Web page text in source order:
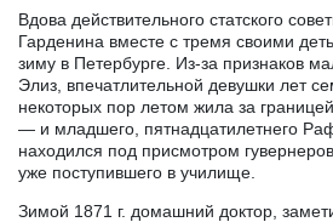
Вдова действительного статского
Гарденина вместе с тремя своими
зиму в Петербурге. Из-за признаков
Элиз, впечатлительной девушки лет
некоторых пор летом жила за
— и младшего, пятнадцатилетнего
находился под присмотром
уже поступившего в училище.
Зимой 1871 г. домашний доктор,